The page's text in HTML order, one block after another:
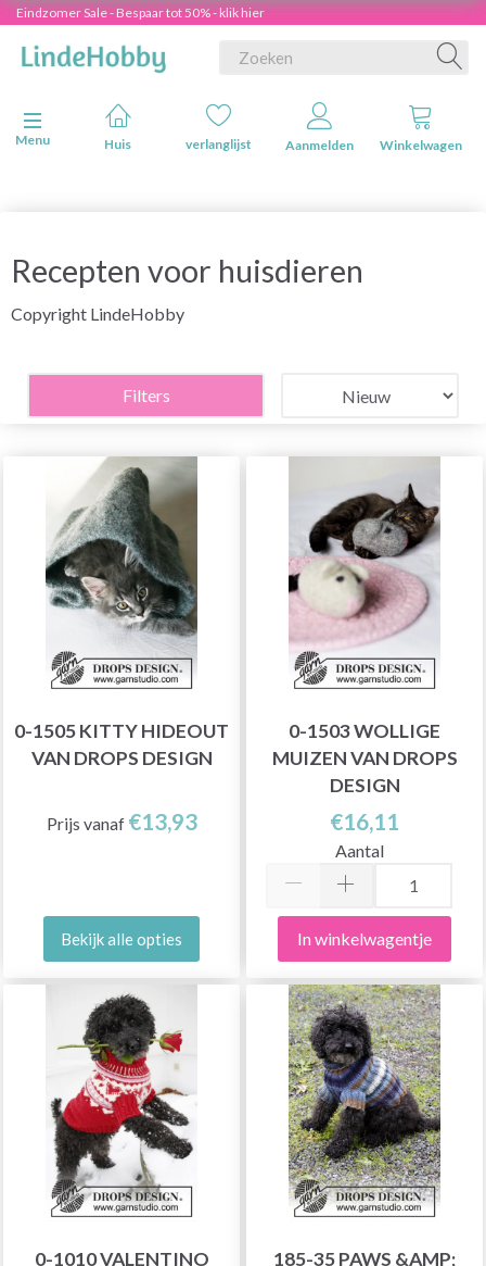
Eindzomer Sale - Bespaar tot 50% - klik hier
Navigatie in-/uitschakelen
Menu
Huis verlanglijst Aanmelden Winkelwagen
Recepten voor huisdieren
Copyright LindeHobby
Filters
0-1505 KITTY HIDEOUT
VAN DROPS DESIGN
Prijs vanaf €13,93
Bekijk alle opties
0-1503 WOLLIGE
MUIZEN VAN DROPS
DESIGN
€16,11
Aantal
In winkelwagentje
0-1010 VALENTINO
185-35 PAWS &AMP;